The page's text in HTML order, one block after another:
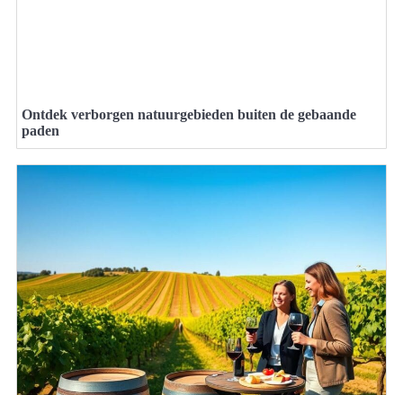
Ontdek verborgen natuurgebieden buiten de gebaande
paden